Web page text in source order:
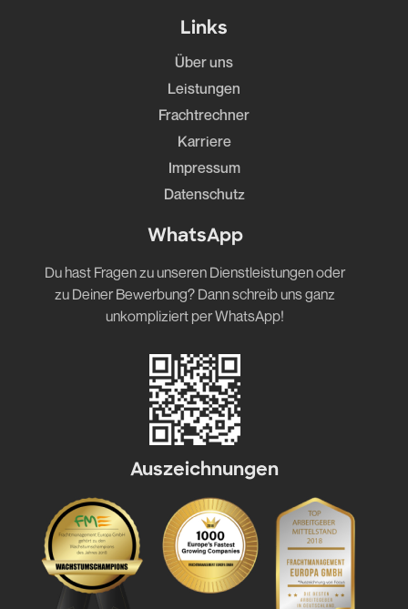
Links
Über uns
Leistungen
Frachtrechner
Karriere
Impressum
Datenschutz
WhatsApp
Du hast Fragen zu unseren Dienstleistungen oder
zu Deiner Bewerbung? Dann schreib uns ganz
unkompliziert per WhatsApp!
Auszeichnungen